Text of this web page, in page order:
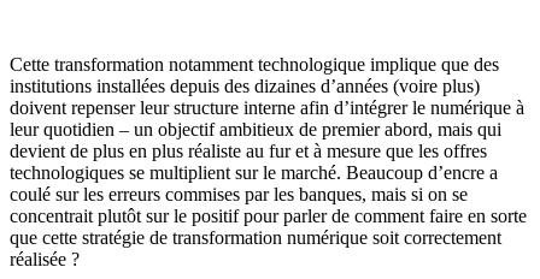
Cette transformation notamment technologique implique que des
institutions installées depuis des dizaines d’années (voire plus)
doivent repenser leur structure interne afin d’intégrer le numérique à
leur quotidien – un objectif ambitieux de premier abord, mais qui
devient de plus en plus réaliste au fur et à mesure que les offres
technologiques se multiplient sur le marché. Beaucoup d’encre a
coulé sur les erreurs commises par les banques, mais si on se
concentrait plutôt sur le positif pour parler de comment faire en sorte
que cette stratégie de transformation numérique soit correctement
réalisée ?